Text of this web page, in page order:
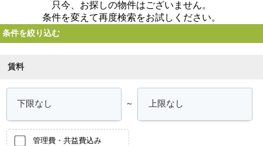
只今、お探しの物件はございません。
条件を変えて再度検索をお試しください。
条件を絞り込む
賃料
～
管理費・共益費込み